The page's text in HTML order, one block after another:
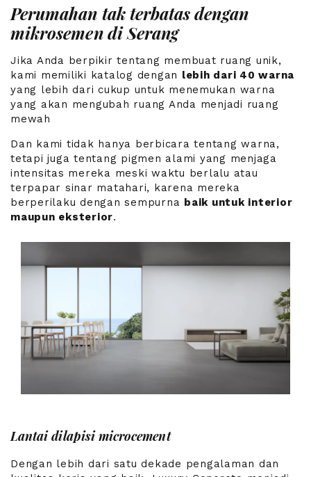
Perumahan tak terbatas dengan
mikrosemen di Serang
Jika Anda berpikir tentang membuat ruang unik,
kami memiliki katalog dengan lebih dari 40 warna
yang lebih dari cukup untuk menemukan warna
yang akan mengubah ruang Anda menjadi ruang
mewah
Dan kami tidak hanya berbicara tentang warna,
tetapi juga tentang pigmen alami yang menjaga
intensitas mereka meski waktu berlalu atau
terpapar sinar matahari, karena mereka
berperilaku dengan sempurna baik untuk interior
maupun eksterior.
Lantai dilapisi microcement
Dengan lebih dari satu dekade pengalaman dan